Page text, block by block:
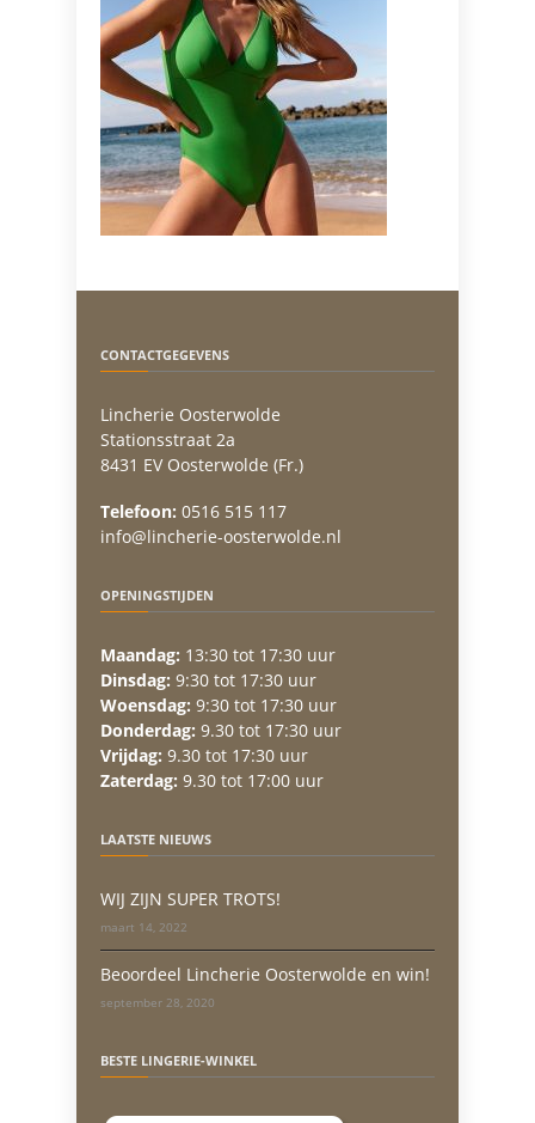
CONTACTGEGEVENS
Lincherie Oosterwolde
Stationsstraat 2a
8431 EV Oosterwolde (Fr.)
Telefoon: 0516 515 117
info@lincherie-oosterwolde.nl
OPENINGSTIJDEN
Maandag: 13:30 tot 17:30 uur
Dinsdag: 9:30 tot 17:30 uur
Woensdag: 9:30 tot 17:30 uur
Donderdag: 9.30 tot 17:30 uur
Vrijdag: 9.30 tot 17:30 uur
Zaterdag: 9.30 tot 17:00 uur
LAATSTE NIEUWS
WIJ ZIJN SUPER TROTS!
maart 14, 2022
Beoordeel Lincherie Oosterwolde en win!
september 28, 2020
BESTE LINGERIE-WINKEL